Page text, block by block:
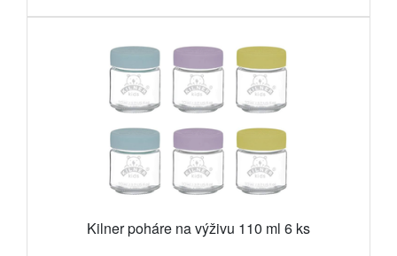
Kilner poháre na výživu 110 ml 6 ks